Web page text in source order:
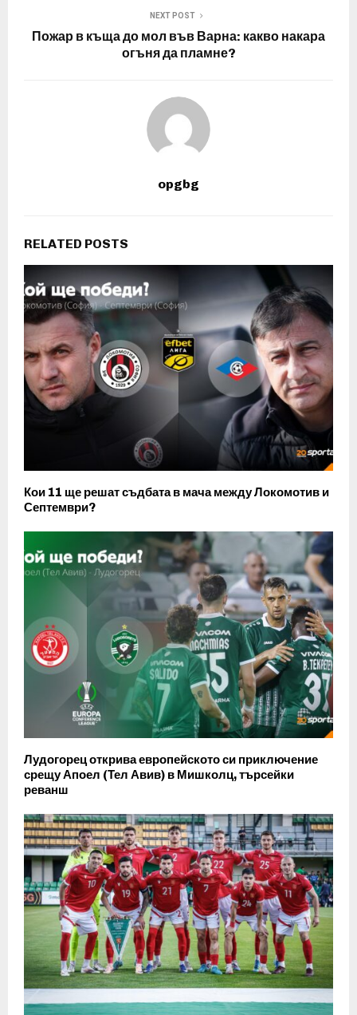
NEXT POST
Пожар в къща до мол във Варна: какво накара
огъня да пламне?
opgbg
RELATED POSTS
Кои 11 ще решат съдбата в мача между Локомотив и
Септември?
Лудогорец открива европейското си приключение
срещу Апоел (Тел Авив) в Мишколц, търсейки
реванш